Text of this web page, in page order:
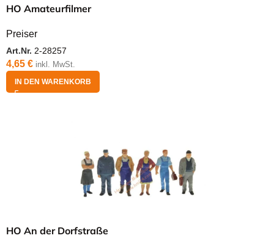
HO Amateurfilmer
Preiser
Art.Nr. 2-28257
4,65 € inkl. MwSt.
IN DEN WARENKORB
HO An der Dorfstraße